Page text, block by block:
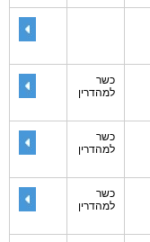
כשר
למהדרין
כשר
למהדרין
כשר
למהדרין